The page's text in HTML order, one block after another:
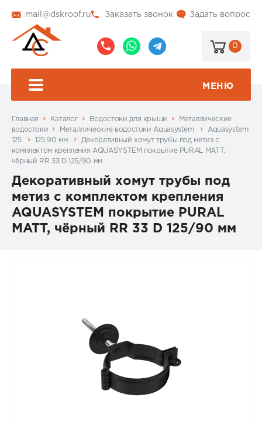
mail@dskroof.ru Задать вопрос
Заказать звонок
0
МЕНЮ
Главная Каталог Водостоки для крыши
Металлические
водостоки
Металлические водостоки Aquasystem
Aquasystem
125
125 90 мм
Декоративный хомут трубы под метиз с
комплектом крепления AQUASYSTEM покрытие PURAL MATT,
чёрный RR 33 D 125/90 мм
Декоративный хомут трубы под
метиз с комплектом крепления
AQUASYSTEM покрытие PURAL
MATT, чёрный RR 33 D 125/90 мм